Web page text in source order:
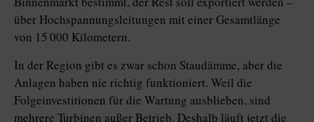
über Hochspannungsleitungen mit einer Gesamtlänge
von 15 000 Kilometern.
In der Region gibt es zwar schon Staudämme, aber die
Anlagen haben nie richtig funktioniert. Weil die
Folgeinvestitionen für die Wartung ausblieben, sind
mehrere Turbinen außer Betrieb. Deshalb läuft jetzt die